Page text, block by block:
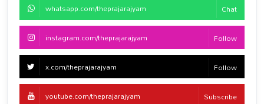
whatsapp.com/theprajarajyam Chat
instagram.com/theprajarajyam Follow
x.com/theprajarajyam Follow
youtube.com/theprajarajyam Subscribe